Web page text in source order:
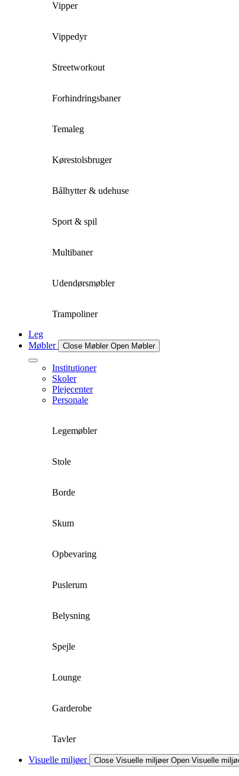
Vipper
Vippedyr
Streetworkout
Forhindringsbaner
Temaleg
Kørestolsbruger
Bålhytter & udehuse
Sport & spil
Multibaner
Udendørsmøbler
Trampoliner
Leg
Møbler
Close Møbler Open Møbler
Institutioner
Skoler
Plejecenter
Personale
Legemøbler
Stole
Borde
Skum
Opbevaring
Puslerum
Belysning
Spejle
Lounge
Garderobe
Tavler
Visuelle miljøer Close Visuelle miljøer Open Visuelle